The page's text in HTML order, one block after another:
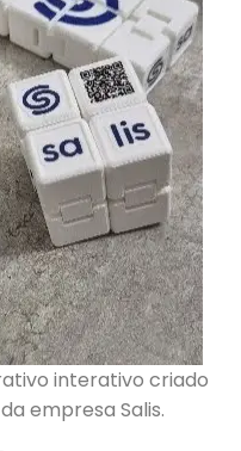
interativo criado
empresa Salis.